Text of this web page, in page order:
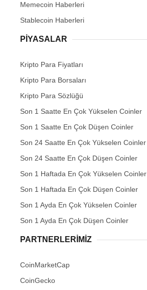
Memecoin Haberleri
Stablecoin Haberleri
PIYASALAR
Kripto Para Fiyatları
Kripto Para Borsaları
Kripto Para Sözlüğü
Son 1 Saatte En Çok Yükselen Coinler
Son 1 Saatte En Çok Düşen Coinler
Son 24 Saatte En Çok Yükselen Coinler
Son 24 Saatte En Çok Düşen Coinler
Son 1 Haftada En Çok Yükselen Coinler
Son 1 Haftada En Çok Düşen Coinler
Son 1 Ayda En Çok Yükselen Coinler
Son 1 Ayda En Çok Düşen Coinler
PARTNERLERIMIZ
CoinMarketCap
CoinGecko